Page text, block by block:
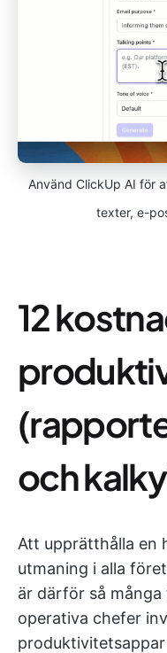
Använd ClickUp AI för
texter, e-
12
och
Att upprätthålla en
utmaning i alla
är därför så
operativa chefer